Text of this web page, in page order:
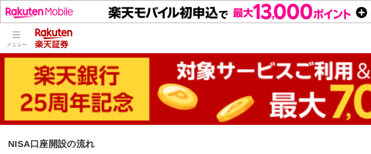
メニュー
NISA口座開設の流れ